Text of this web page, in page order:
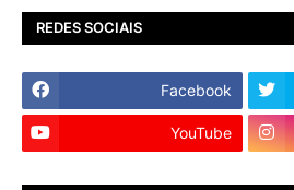
REDES SOCIAIS
Facebook
YouTube